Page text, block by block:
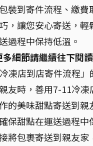
裝到寄件流程、繳
，讓您安心寄送，
過程中保持低溫。
細節請繼續往下閱
凍店到店寄件流程」
友時，善用7-11冷
的美味甜點寄送到
保甜點在運送過程
將包裹寄送到親友家